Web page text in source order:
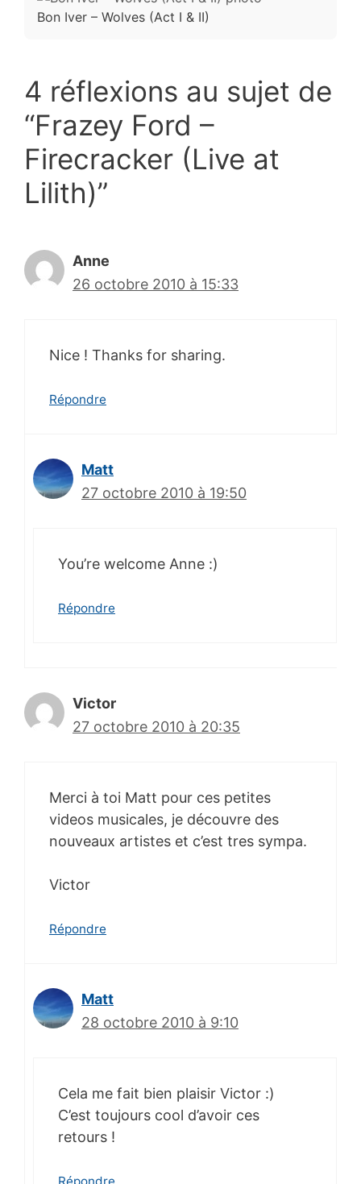
Bon Iver – Wolves (Act I & II)
4 réflexions au sujet de
“Frazey Ford –
Firecracker (Live at
Lilith)”
Anne
26 octobre 2010 à 15:33
Nice ! Thanks for sharing.
Répondre
Matt
27 octobre 2010 à 19:50
You’re welcome Anne :)
Répondre
Victor
27 octobre 2010 à 20:35
Merci à toi Matt pour ces petites
videos musicales, je découvre des
nouveaux artistes et c’est tres sympa.
Victor
Répondre
Matt
28 octobre 2010 à 9:10
Cela me fait bien plaisir Victor :)
C’est toujours cool d’avoir ces
retours !